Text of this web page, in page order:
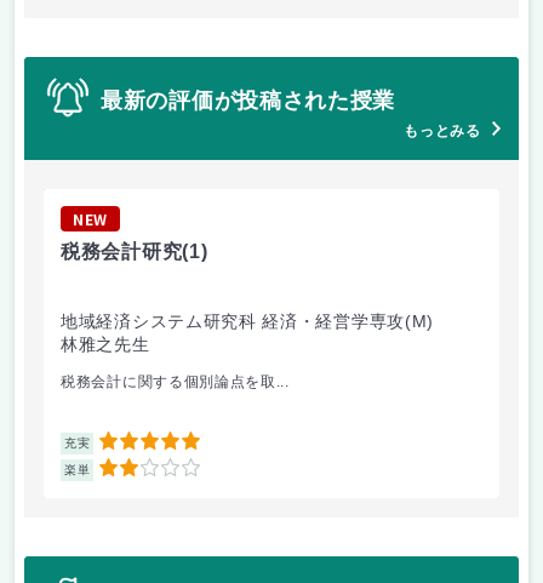
最新の評価が投稿された授業
もっとみる
NEW
税務会計研究(1)
地域経済システム研究科 経済・経営学専攻(M)
林雅之先生
税務会計に関する個別論点を取...
充実 5
楽単 2